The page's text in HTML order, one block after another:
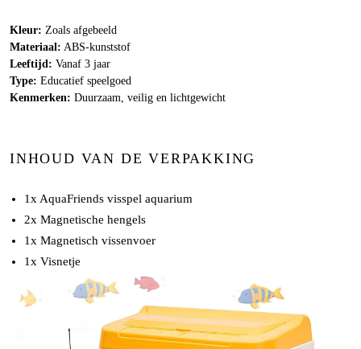
Kleur: Zoals afgebeeld
Materiaal: ABS-kunststof
Leeftijd: Vanaf 3 jaar
Type: Educatief speelgoed
Kenmerken: Duurzaam, veilig en lichtgewicht
INHOUD VAN DE VERPAKKING
1x AquaFriends visspel aquarium
2x Magnetische hengels
1x Magnetisch vissenvoer
1x Visnetje